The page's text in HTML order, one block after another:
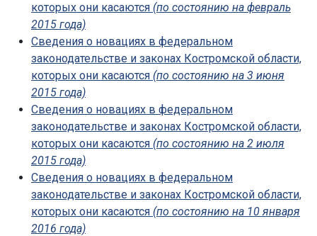
которых они касаются (по состоянию на февраль
2015 года)
Сведения о новациях в федеральном
законодательстве и законах Костромской области,
которых они касаются (по состоянию на 3 июня
2015 года)
Сведения о новациях в федеральном
законодательстве и законах Костромской области,
которых они касаются (по состоянию на 2 июля
2015 года)
Сведения о новациях в федеральном
законодательстве и законах Костромской области,
которых они касаются (по состоянию на 10 января
2016 года)